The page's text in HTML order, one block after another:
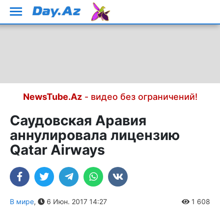
NewsTube.Az- видео без ограничений!
Саудовская Аравия
аннулировала лицензию
Qatar Airways
В мире, 6 Июн. 2017 14:27 1 608